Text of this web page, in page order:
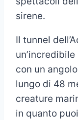
sirene.
Il tunnel
con un
lungo di 48
creature
in quanto